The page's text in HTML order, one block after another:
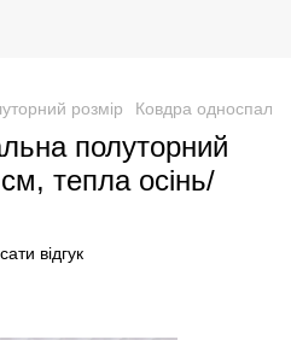
розмір Ковдра
полуторний
тепла осінь/
відгук